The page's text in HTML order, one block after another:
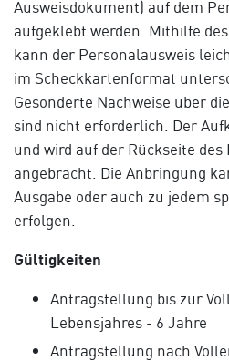
Ausweisdokument) auf dem
aufgeklebt werden. Mithilfe
kann der Personalausweis
im Scheckkartenformat
Gesonderte Nachweise über
sind nicht erforderlich. Der
und wird auf der Rückseite
angebracht. Die Anbringung
Ausgabe oder auch zu jedem
erfolgen.
Gültigkeiten
Antragstellung bis zur
Lebensjahres - 6 Jahre
Antragstellung nach